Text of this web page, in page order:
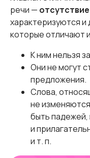
речи —
характеризуются
которые отличают
К ним нельзя
Они не могут
предложения.
Слова,
не
быть падежей,
и
и т. п.